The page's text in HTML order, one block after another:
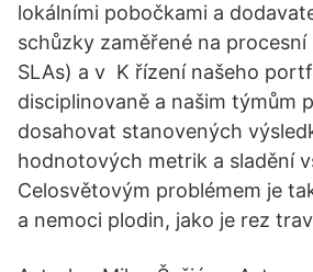
lokálními pobočkami a
schůzky zaměřené na procesní
SLAs) a v K řízení našeho
disciplinovaně a našim týmům
dosahovat stanovených
hodnotových metrik a sladění
Celosvětovým problémem je
a nemoci plodin, jako je rez